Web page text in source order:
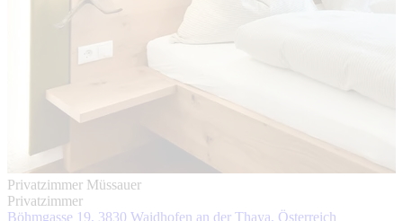
Privatzimmer Müssauer
Privatzimmer
Böhmgasse 19, 3830 Waidhofen an der Thaya, Österreich